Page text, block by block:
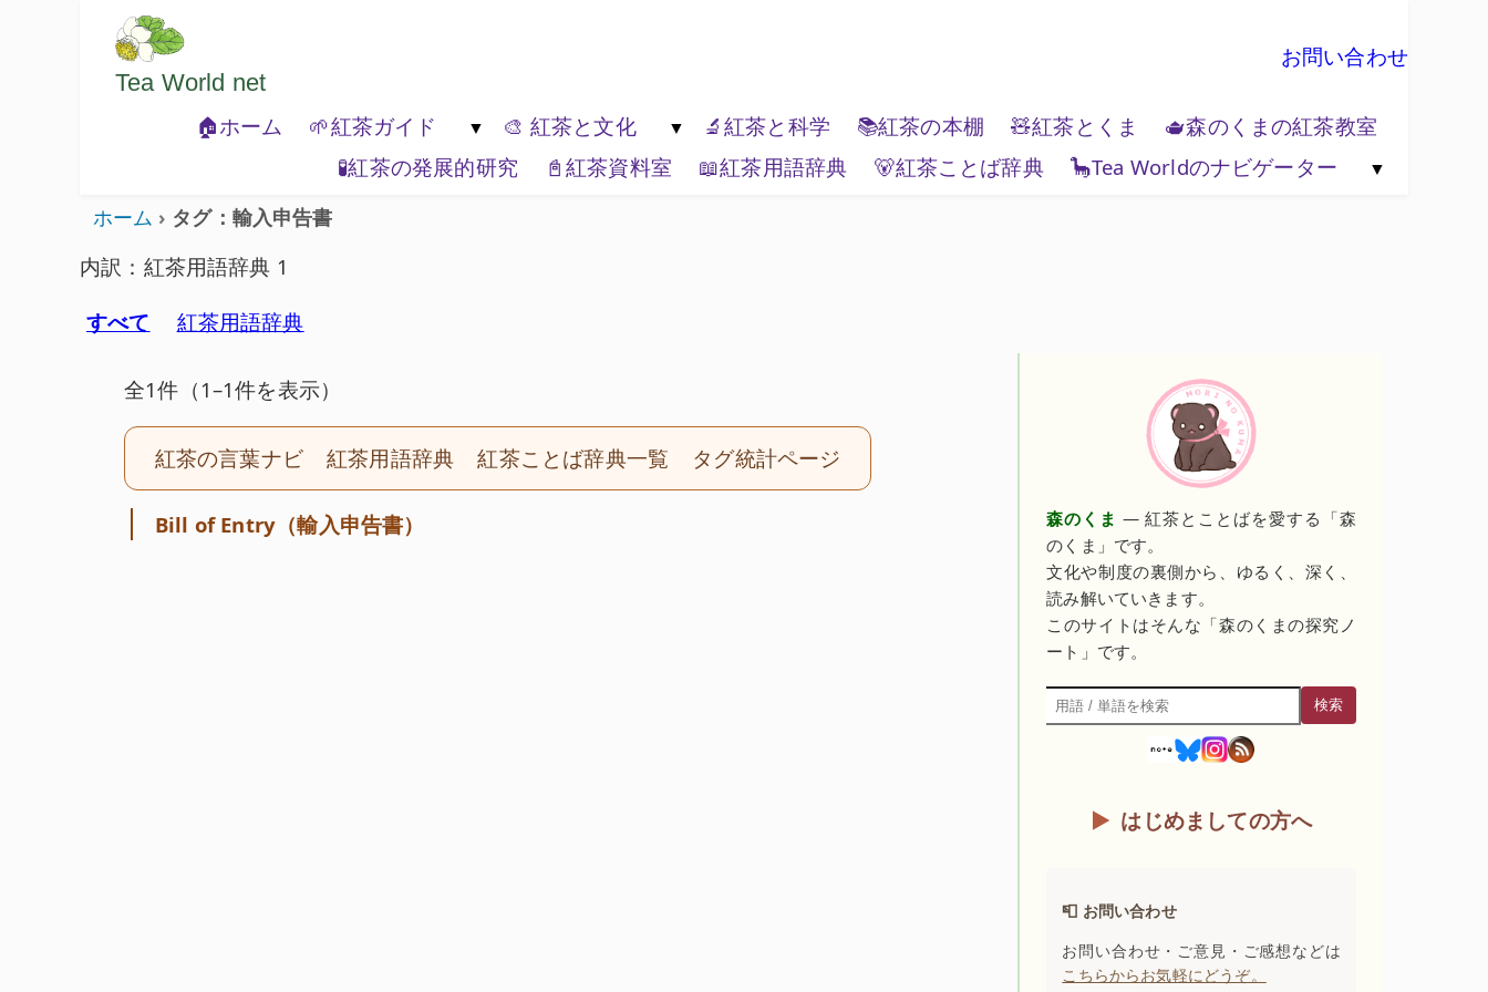
ようこそいらっしゃいました。どうぞごゆっくり楽しんでください。
Tea World net
お問い合わせ
🏠ホーム
🌱紅茶ガイド
🐾紅茶の基本
🍃紅茶の種類 🏔️エリアティー 📦ティーブランド
🎨 紅茶と文化
🏚️紅茶と生活文化
🎭紅茶と表現 🌏紅茶と世界 🗺️紅茶と地政学
🔬紅茶と科学 📚紅茶の本棚 🧸紅茶とくま
🫖森のくまの紅茶教室
🧪紅茶の発展的研究
📓紅茶資料室 📖紅茶用語辞典 🐻紅茶ことば辞典
🦕Tea Worldのナビゲーター
ホーム タグ：輸入申告書
内訳：紅茶用語辞典 1
すべて
紅茶用語辞典
全1件（1–1件を表示）
紅茶の言葉ナビ 紅茶用語辞典 紅茶ことば辞典一覧 タグ統計ページ
Bill of Entry（輸入申告書） 森のくま — 紅茶とことばを愛する「森
のくま」です。
文化や制度の裏側から、ゆるく、深く、
読み解いていきます。
このサイトはそんな「森のくまの探究ノ
ート」です。
検索
検索
はじめましての方へ
📮 お問い合わせ
お問い合わせ・ご意見・ご感想などは
こちらからお気軽にどうぞ。